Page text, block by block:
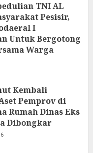
TNI AL
Pesisir,
I
Untuk Bergotong
Warga
Kembali
Pemprov di
Rumah Dinas Eks
Dibongkar